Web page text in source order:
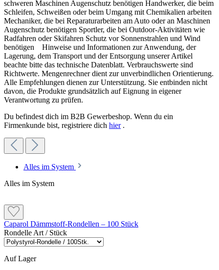
Gewebelage können spätere Schäden an der
Fassadenbeschichtung begünstigen.
Bedarf und technische Daten
Bedarf
Eine Dämmplatte enthält 0,48 m² Materialfläche. Der
rechnerische Bedarf beträgt 1 m² Dämmplatte je 1 m²
und Verschnitt zusätzlich berücksichtigen.
Produkttyp: Mineralfaser-Fassadendämmplatte
Plattenformat: 120 × 40 cm
Dämmstoffdicken: 6 bis 30 cm
Brandverhalten: Euroklasse A1
Druckspannung bei 10 % Stauchung: mindestens 15
kPa
Schmelzpunkt: über 1.000 °C
gestreifte Klebeseite wird zum Untergrund ausgerichtet.
Zu geringe Klebekontaktfläche
Weniger als 40 % beziehungsweise 80 % Klebekontakt bei
vollflächigem Untergrundauftrag entspricht nicht der
vorgesehenen Verarbeitung.
Eine Ausgleichsschicht so dünn wie möglich halten. Hohe
Gesamtschichtdicken und eine ungünstige Gewebelage
können spätere Schäden an der Fassadenbeschichtung
begünstigen.
Bedarf und technische Daten
Bedarf
Eine Dämmplatte enthält 0,48 m² Materialfläche. Der
rechnerische Bedarf beträgt 1 m² Dämmplatte je 1 m²
Fassadenfläche. Fassadenecken, Öffnungen, Zuschnitte und
Verschnitt zusätzlich berücksichtigen.
schweren Maschinen Augenschutz benötigen Handwerker, die beim
Schleifen, Schweißen oder beim Umgang mit Chemikalien arbeiten
Mechaniker, die bei Reparaturarbeiten am Auto oder an Maschinen
Augenschutz benötigen Sportler, die bei Outdoor-Aktivitäten wie
Radfahren oder Skifahren Schutz vor Sonnenstrahlen und Wind
benötigen Hinweise und Informationen zur Anwendung, der
Lagerung, dem Transport und der Entsorgung unserer Artikel
beachte bitte das technische Datenblatt. Verbrauchswerte sind
Richtwerte. Mengenrechner dient zur unverbindlichen Orientierung.
Alle Empfehlungen dienen zur Unterstützung. Sie entbinden nicht
davon, die Produkte grundsätzlich auf Eignung in eigener
Verantwortung zu prüfen.
Du befindest dich im B2B Gewerbeshop. Wenn du ein
Firmenkunde bist, registriere dich hier.
Alles im System
Alles im System
Caparol Dämmstoff-Rondellen – 100 Stück
Rondelle Art / Stück
Auf Lager